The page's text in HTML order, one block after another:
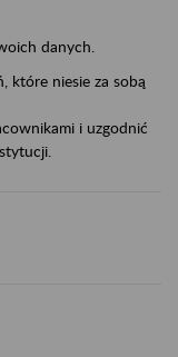
danych.
które niesie za sobą
i uzgodnić